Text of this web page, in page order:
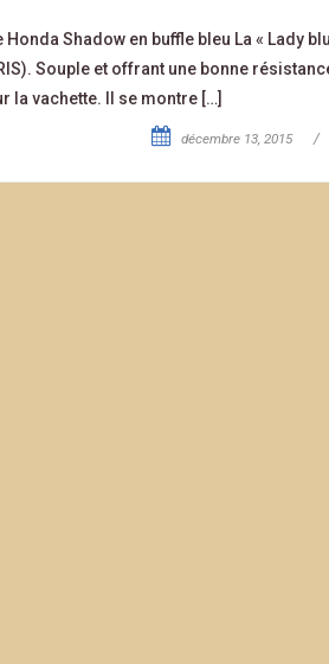
Shadow en buffle bleu La « Lady
Souple et offrant une bonne
la vachette. Il se montre […]
décembre 13, 2015 /